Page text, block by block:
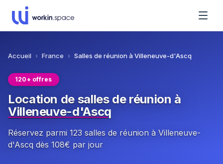
Accueil › France › Salles de réunion à Villeneuve-d'Ascq
120+ offres
Location de salles de réunion à
Villeneuve-d'Ascq
Réservez parmi 123 salles de réunion à Villeneuve-
d'Ascq dès 108€ par jour